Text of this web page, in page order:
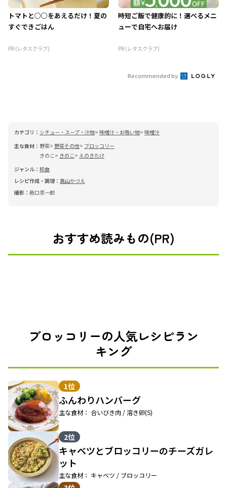
トマトと○○をあえるだけ！夏の
すぐできごはん
PR (レタスクラブ)
時短ご飯で健康的に！選べるメニ
ューで自宅へお届け
PR (レタスクラブ)
Recommended by
カテゴリ： シチュー・スープ・汁物 味噌汁・お吸い物 味噌汁
主な食材： 野菜 野菜その他
ブロッコリー
きのこ
きのこ
えのきたけ
ジャンル： 和食
レシピ作成・調理： 髙山かづえ
撮影： 邑口京一郎
おすすめ読みもの(PR)
ブロッコリーの人気レシピラン
キング
1位
ふんわりハンバーグ
主な食材： 合いびき肉 / 溶き卵(S)
2位
キャベツとブロッコリーのチーズガレ
ット
主な食材： キャベツ / ブロッコリー